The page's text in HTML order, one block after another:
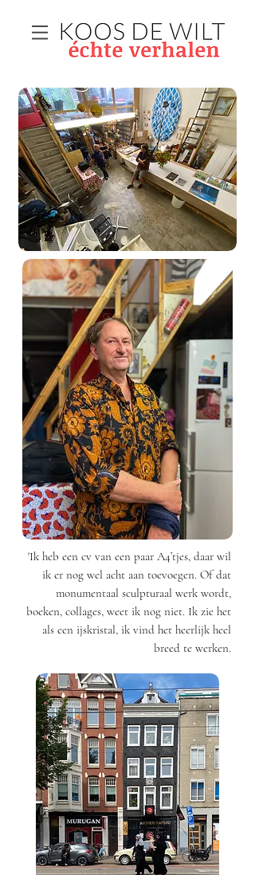
'Ik heb een cv van een paar A4’tjes, daar wil
ik er nog wel acht aan toevoegen. Of dat
monumentaal sculpturaal werk wordt,
boeken, collages, weet ik nog niet. Ik zie het
als een ijskristal, ik vind het heerlijk heel
breed te werken.